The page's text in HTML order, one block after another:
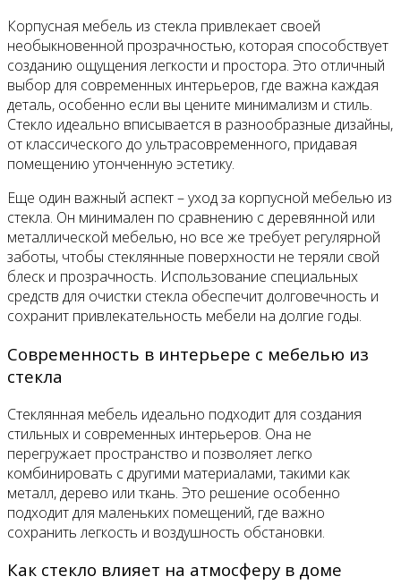
Корпусная мебель из стекла привлекает своей
необыкновенной прозрачностью, которая способствует
созданию ощущения легкости и простора. Это отличный
выбор для современных интерьеров, где важна каждая
деталь, особенно если вы цените минимализм и стиль.
Стекло идеально вписывается в разнообразные дизайны,
от классического до ультрасовременного, придавая
помещению утонченную эстетику.
Еще один важный аспект – уход за корпусной мебелью из
стекла. Он минимален по сравнению с деревянной или
металлической мебелью, но все же требует регулярной
заботы, чтобы стеклянные поверхности не теряли свой
блеск и прозрачность. Использование специальных
средств для очистки стекла обеспечит долговечность и
сохранит привлекательность мебели на долгие годы.
Современность в интерьере с мебелью из
стекла
Стеклянная мебель идеально подходит для создания
стильных и современных интерьеров. Она не
перегружает пространство и позволяет легко
комбинировать с другими материалами, такими как
металл, дерево или ткань. Это решение особенно
подходит для маленьких помещений, где важно
сохранить легкость и воздушность обстановки.
Как стекло влияет на атмосферу в доме